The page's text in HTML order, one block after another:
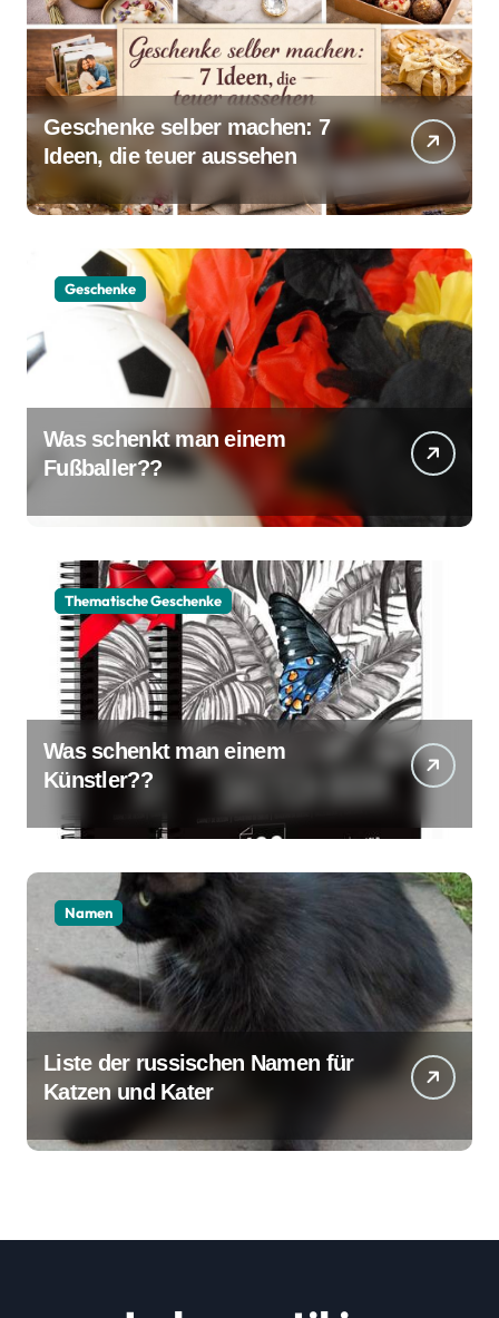
Geschenke selber machen: 7
Ideen, die teuer aussehen
Geschenke
Was schenkt man einem
Fußballer??
Thematische Geschenke
Was schenkt man einem
Künstler??
Namen
Liste der russischen Namen für
Katzen und Kater